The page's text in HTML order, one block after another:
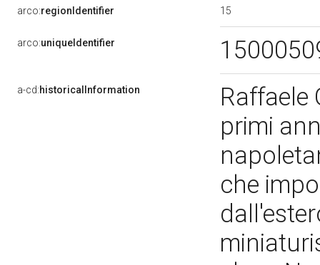
arco:regionIdentifier 15
arco:uniqueIdentifier
a-cd:historicalInformation
Raffaele
primi
che